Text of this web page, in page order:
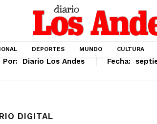
DEPORTES MUNDO CULTURA
Por: Diario Los Andes Fecha:
DIGITAL